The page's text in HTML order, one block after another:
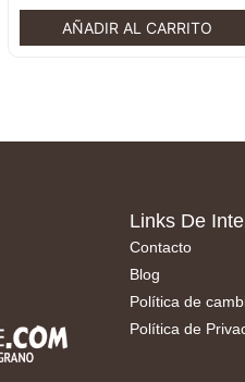
AÑADIR AL CARRITO
Links De
Contacto
Blog
Política de
Política de